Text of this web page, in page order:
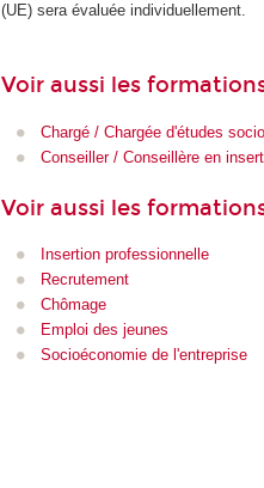
(UE) sera évaluée individuellement.
Voir aussi les
Chargé / Chargée d'études
Conseiller / Conseillère en
Voir aussi les
Insertion professionnelle
Recrutement
Chômage
Emploi des jeunes
Socioéconomie de l'entreprise